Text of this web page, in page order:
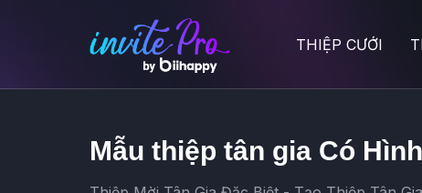
THIỆP CƯỚI
Mẫu thiệp tân gia Có